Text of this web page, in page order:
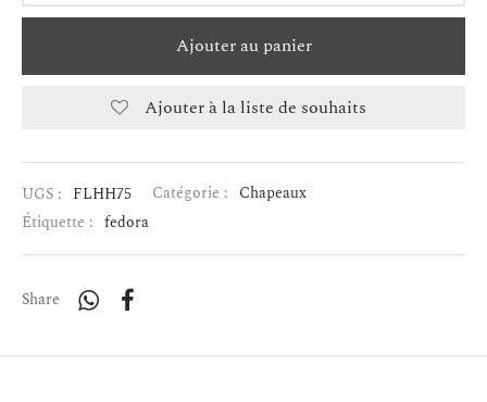
Ajouter au panier
Ajouter à la liste de souhaits
UGS : FLHH75 Catégorie : Chapeaux
Étiquette : fedora
Share